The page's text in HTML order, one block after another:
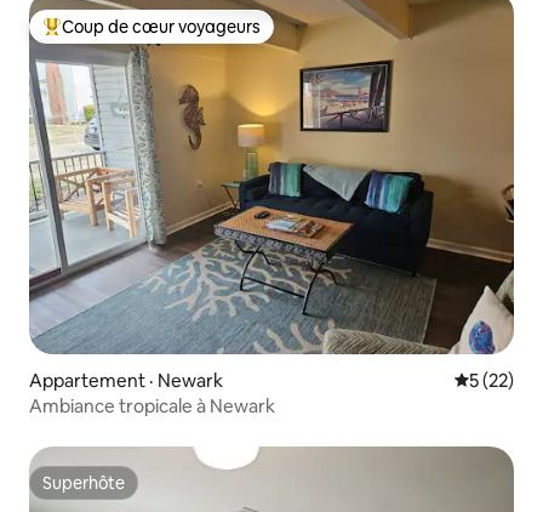
Coup de cœur voyageurs parmi les plus aimés
Coup de cœur voyageurs
Appartement · Newark Note
5 (22)
Ambiance tropicale à Newark
Superhôte
Superhôte